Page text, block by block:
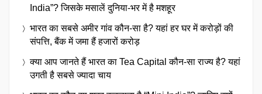
India”? जिसके मसालें दुनिया-भर में है मशहूर
भारत का सबसे अमीर गांव कौन-सा है? यहां हर घर में करोड़ों की
संपत्ति, बैंक में जमा हैं हजारों करोड़
क्या आप जानते हैं भारत का Tea Capital कौन-सा राज्य है? यहां
उगती है सबसे ज्यादा चाय